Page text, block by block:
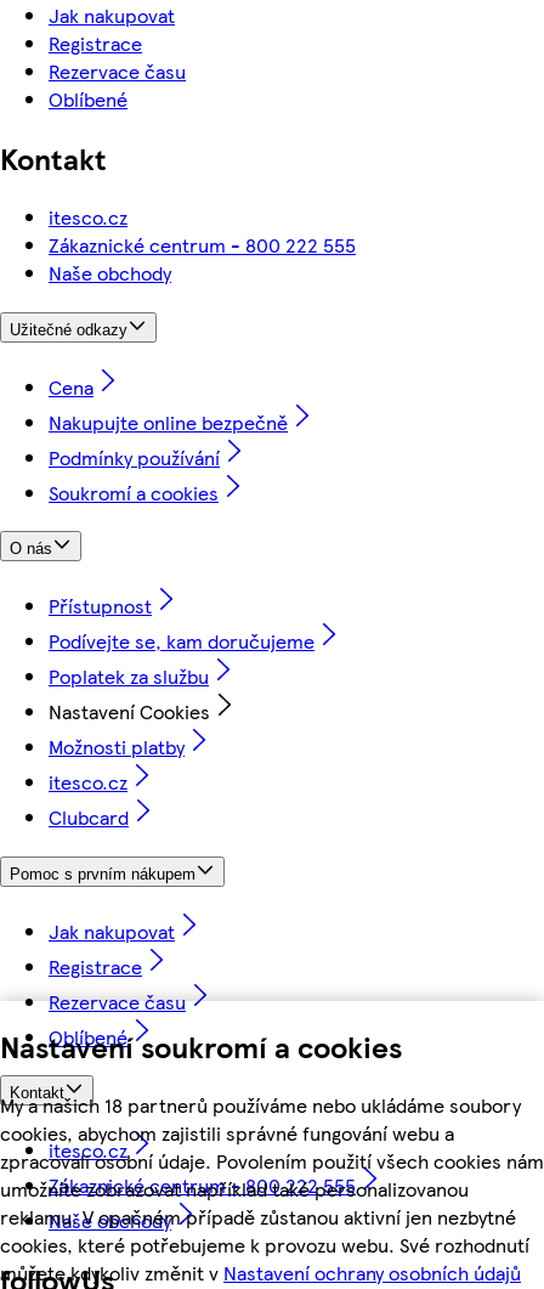
Nastavení soukromí a cookies
My a našich 18 partnerů používáme nebo ukládáme soubory
cookies, abychom zajistili správné fungování webu a
zpracovali osobní údaje. Povolením použití všech cookies nám
umožníte zobrazovat například také personalizovanou
reklamu. V opačném případě zůstanou aktivní jen nezbytné
cookies, které potřebujeme k provozu webu. Své rozhodnutí
můžete kdykoliv změnit v Nastavení ochrany osobních údajů
Jak nakupovat
Registrace
Rezervace času
Oblíbené
Kontakt
itesco.cz
Zákaznické centrum - 800 222 555
Naše obchody
Užitečné odkazy
Cena
Nakupujte online bezpečně
Podmínky používání
Soukromí a cookies
O nás
Přístupnost
Podívejte se, kam doručujeme
Poplatek za službu
Nastavení Cookies
Možnosti platby
itesco.cz
Clubcard
Pomoc s prvním nákupem
Jak nakupovat
Registrace
Rezervace času
Oblíbené
Kontakt
itesco.cz
Zákaznické centrum - 800 222 555
Naše obchody
followUs